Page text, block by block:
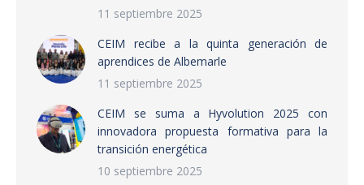
11 septiembre 2025
CEIM recibe a la quinta generación de
aprendices de Albemarle
11 septiembre 2025
CEIM se suma a Hyvolution 2025 con
innovadora propuesta formativa para la
transición energética
10 septiembre 2025